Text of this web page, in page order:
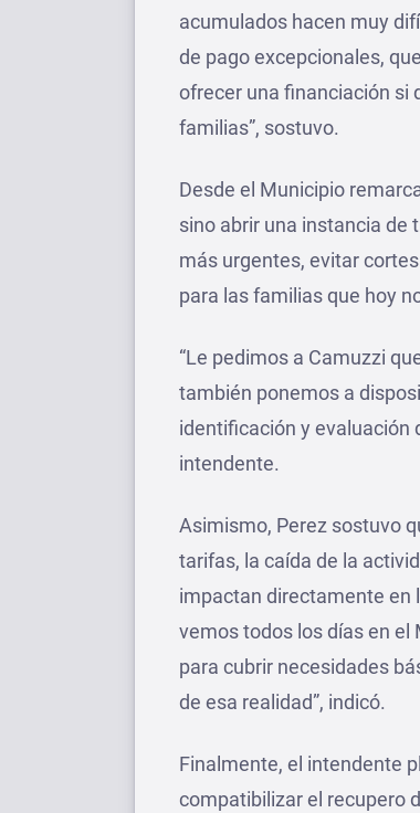
acumulados hacen muy
de pago excepcionales,
ofrecer una financiación si
familias”, sostuvo.
Desde el Municipio
sino abrir una instancia de
más urgentes, evitar
para las familias que hoy
“Le pedimos a Camuzzi
también ponemos a
identificación y evaluación
intendente.
Asimismo, Perez sostuvo
tarifas, la caída de la
impactan directamente en
vemos todos los días en el
para cubrir necesidades
de esa realidad”, indicó.
Finalmente, el intendente
compatibilizar el recupero